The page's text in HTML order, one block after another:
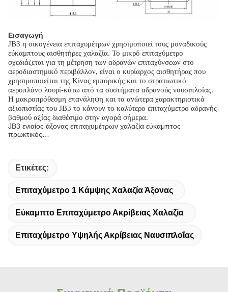
Εισαγωγή
JB3 η οικογένεια επιταχυμέτρων χρησιμοποιεί τους μοναδικούς
εύκαμπτους αισθητήρες χαλαζία. Το μικρό επιταχύμετρο
σχεδιάζεται για τη μέτρηση των αδρανών επιταχύνσεων στο
αεροδιαστημικό περιβάλλον, είναι ο κυρίαρχος αισθητήρας που
χρησιμοποιείται της Κίνας εμπορικής και το στρατιωτικό
αεροπλάνο λουρί-κάτω από τα συστήματα αδρανούς ναυσιπλοΐας.
Η μακροπρόθεσμη επανάληψη και τα ανώτερα χαρακτηριστικά
αξιοπιστίας του JB3 το κάνουν το καλύτερο επιταχύμετρο αδρανής-
βαθμού αξίας διαθέσιμο στην αγορά σήμερα.
JB3 ενιαίος άξονας επιταχυμέτρων χαλαζία εύκαμπτος
πρωκτικός…
Ετικέτες:
Επιταχύμετρο 1 Κάμψης Χαλαζία Άξονας
Εύκαμπτο Επιταχύμετρο Ακρίβειας Χαλαζία
Επιταχύμετρο Υψηλής Ακρίβειας Ναυσιπλοΐας